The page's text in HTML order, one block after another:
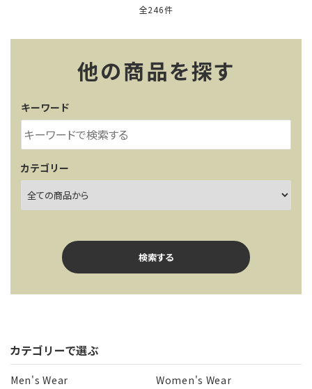
全246件
他の商品を探す
キーワード
カテゴリー
検索する
キーワード
カテゴリーで選ぶ
Men's Wear
Women's Wear